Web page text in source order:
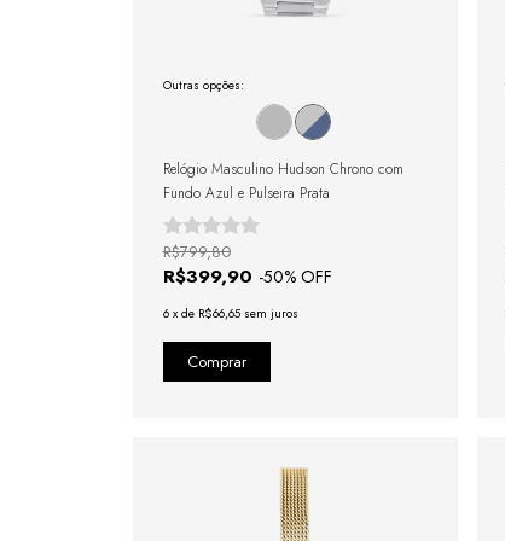
Outras opções:
Relógio Masculino Hudson Chrono com
Fundo Azul e Pulseira Prata
R$399,90 -50% OFF
R$799,80
6 x de R$66,65 sem juros